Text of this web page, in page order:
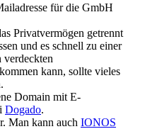
für die GmbH
Privatvermögen getrennt
und es schnell zu einer
verdeckten
kann, sollte vieles
Domain mit E-
Dogado.
Man kann auch IONOS